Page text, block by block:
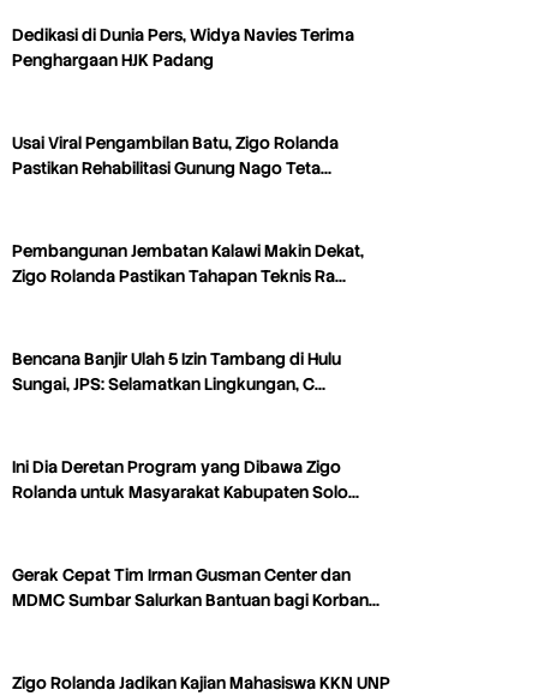
Dedikasi di Dunia Pers, Widya Navies Terima
Penghargaan HJK Padang
Usai Viral Pengambilan Batu, Zigo Rolanda
Pastikan Rehabilitasi Gunung Nago Teta…
Pembangunan Jembatan Kalawi Makin Dekat,
Zigo Rolanda Pastikan Tahapan Teknis Ra…
Bencana Banjir Ulah 5 Izin Tambang di Hulu
Sungai, JPS: Selamatkan Lingkungan, C…
Ini Dia Deretan Program yang Dibawa Zigo
Rolanda untuk Masyarakat Kabupaten Solo…
Gerak Cepat Tim Irman Gusman Center dan
MDMC Sumbar Salurkan Bantuan bagi Korban…
Zigo Rolanda Jadikan Kajian Mahasiswa KKN UNP